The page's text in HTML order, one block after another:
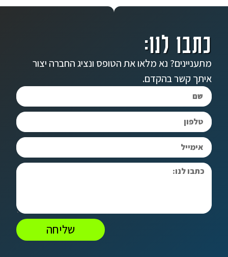
כתבו לנו:
מתעניינים? נא מלאו את הטופס ונציג החברה יצור
איתך קשר בהקדם.
שליחה